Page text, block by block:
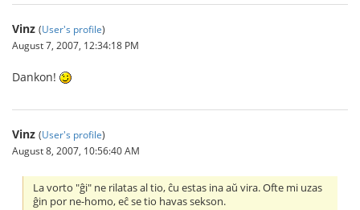
Vinz (User's profile)
August 7, 2007, 12:34:18 PM
Dankon!
Vinz (User's profile)
August 8, 2007, 10:56:40 AM
La vorto "ĝi" ne rilatas al tio, ĉu estas ina aŭ vira. Ofte mi uzas
ĝin por ne-homo, eĉ se tio havas sekson.